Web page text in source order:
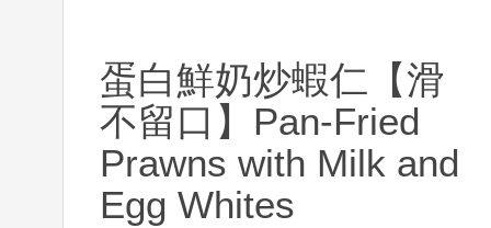
蛋白鮮奶炒蝦仁【滑
不留口】Pan-Fried
Prawns with Milk and
Egg Whites